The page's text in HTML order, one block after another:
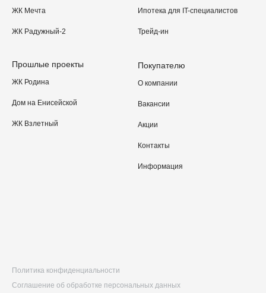
ЖК Мечта
ЖК Радужный-2
Прошлые проекты
ЖК Родина
Дом на Енисейской
ЖК Взлетный
Ипотека для IT-специалистов
Трейд-ин
Покупателю
О компании
Вакансии
Акции
Контакты
Информация
Политика конфиденциальности
Соглашение об обработке персональных данных